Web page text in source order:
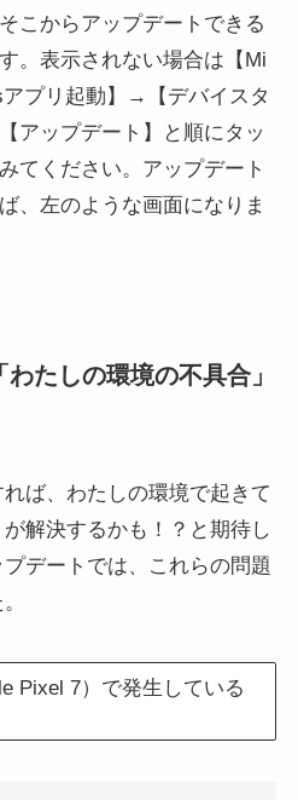
こからアップデートできる
。表示されない場合は【Mi
アプリ起動】→【デバイスタ
アップデート】と順にタッ
てください。アップデート
、左のような画面になりま
たしの環境の不具合」
ば、わたしの環境で起きて
解決するかも！？と期待し
デートでは、これらの問題
Pixel 7）で発生している